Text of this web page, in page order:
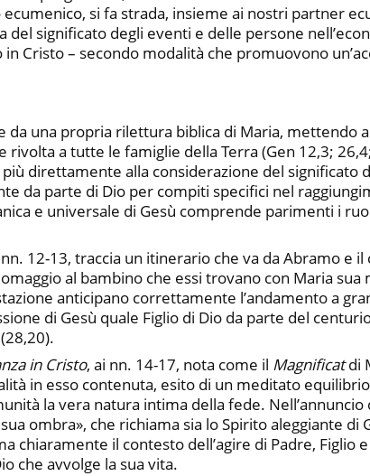
si fa strada, insieme ai nostri partner
significato degli eventi e delle persone
in Cristo – secondo modalità che promuovono
da una propria rilettura biblica di Maria, mettendo
a tutte le famiglie della Terra (Gen 12,3;
direttamente alla considerazione del significato
da parte di Dio per compiti specifici nel
e universale di Gesù comprende parimenti i
12-13, traccia un itinerario che va da Abramo
al bambino che essi trovano con Maria
anticipano correttamente l’andamento a
di Gesù quale Figlio di Dio da parte del
in Cristo, ai nn. 14-17, nota come il Magnificatdi
in esso contenuta, esito di un meditato
la vera natura intima della fede.
ombra», che richiama sia lo Spirito aleggiante di
chiaramente il contesto dell’agire di Padre, Figlio
che avvolge la sua vita.